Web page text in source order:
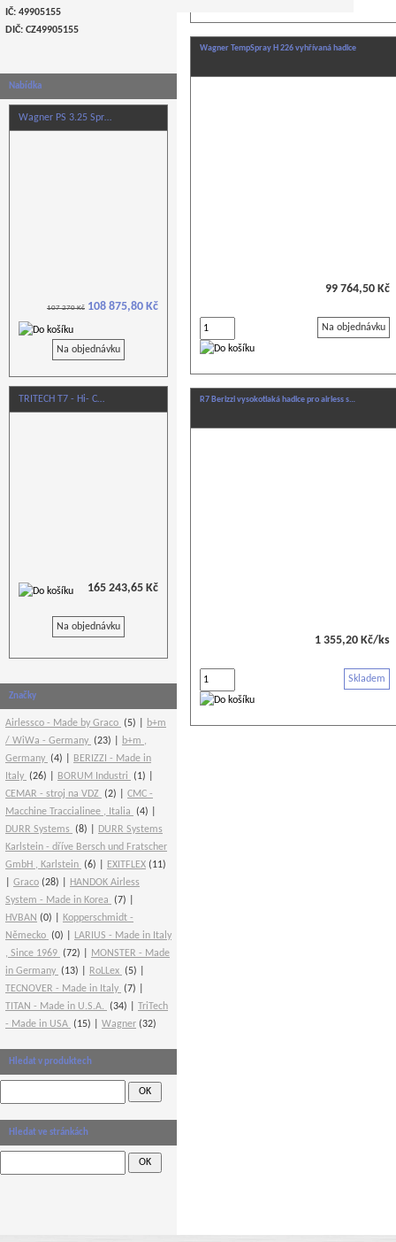
Wagner TempSpray H 226 vyhřívaná hadice
99 764,50 Kč
Na objednávku
R7 Berizzi vysokotlaká hadice pro airless s…
1 355,20 Kč/ks
Skladem
IČ: 49905155
DIČ: CZ49905155
Nabídka
Wagner PS 3.25 Spr…
107 270 Kč 108 875,80 Kč
Na objednávku
TRITECH T7 - Hi- C…
165 243,65 Kč
Na objednávku
Značky
Airlessco - Made by Graco (5)
b+m
/ WiWa - Germany (23)
b+m ,
Germany (4)
BERIZZI - Made in
Italy (26) BORUM Industri
(1)
CEMAR - stroj na VDZ (2)
CMC -
Macchine Traccialinee , Italia
(4)
DURR Systems
(8)
DURR Systems
Karlstein - dříve Bersch und Fratscher
GmbH , Karlstein (6) EXITFLEX (11)
Graco (28)
HANDOK Airless
System - Made in Korea
(7)
HVBAN (0)
Kopperschmidt -
Německo (0)
LARIUS - Made in Italy
, Since 1969 (72)
MONSTER - Made
in Germany (13) RoLLex (5)
TECNOVER - Made in Italy (7)
TITAN - Made in U.S.A.
(34)
TriTech
- Made in USA (15) Wagner (32)
Hledat v produktech
Hledat ve stránkách